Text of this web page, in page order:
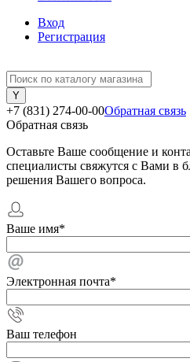
Вход
Регистрация
+7 (831) 274-00-00Обратная связь
Обратная связь
Оставьте Ваше сообщение и
специалисты свяжутся с Вами в
решения Вашего вопроса.
Ваше имя*
Электронная почта*
Ваш телефон